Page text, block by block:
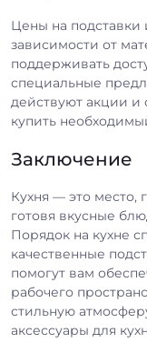
Цены на подставки
зависимости от
поддерживать
специальные
действуют акции и
купить
Заключение
Кухня — это
готовя вкусные
Порядок на кухне
качественные
помогут вам
рабочего
стильную
аксессуары для